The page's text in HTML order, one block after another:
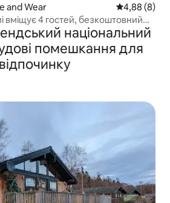
and Wear Середня
4,88 (8)
вміщує 4 гостей, безкоштовний
національний
помешкання для
відпочинку